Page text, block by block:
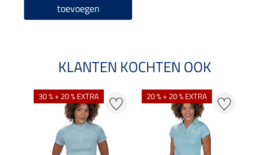
toevoegen
KLANTEN KOCHTEN OOK
30 % + 20 % EXTRA 20 % + 20 % EXTRA